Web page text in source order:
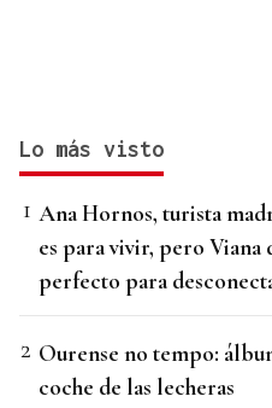
Lo más visto
Ana Hornos, turista
es para vivir, pero Viana
perfecto para
Ourense no tempo:
coche de las lecheras